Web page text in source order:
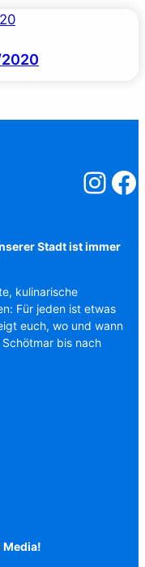
Stadt ist immer
kulinarische
Für jeden ist etwas
euch, wo und wann
bis nach
Media!